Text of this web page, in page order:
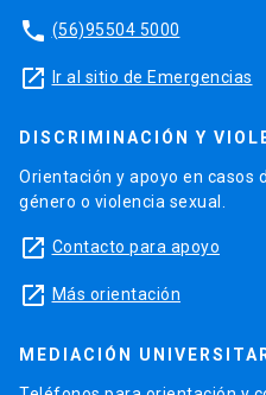
phone (56)95504 5000
launch Ir al sitio de Emergencias
DISCRIMINACIÓN Y
Orientación y apoyo en casos
género o violencia sexual.
launch Contacto para apoyo
launch Más orientación
MEDIACIÓN